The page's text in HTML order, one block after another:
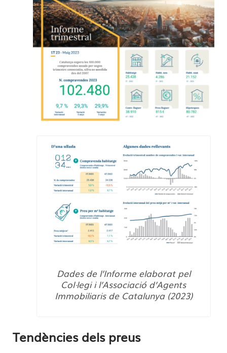
Dades de l’Informe elaborat pel
Col·legi i l’Associació d’Agents
Immobiliaris de Catalunya (2023)
Tendències dels preus